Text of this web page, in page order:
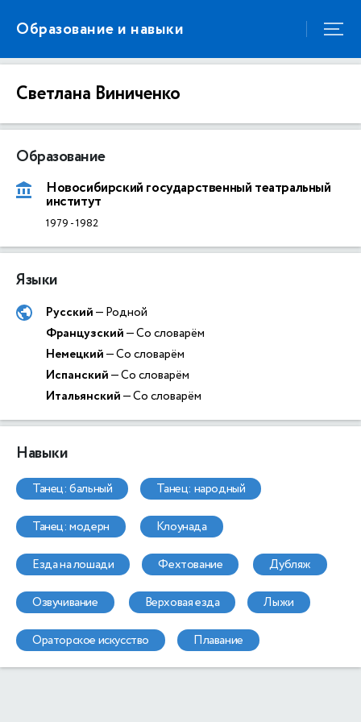
Образование и навыки
Светлана Виниченко
Образование
Новосибирский государственный театральный
институт
1979 -1982
Языки
Русский— Родной
Французский— Со словарём
Немецкий— Со словарём
Испанский— Со словарём
Итальянский— Со словарём
Навыки
танец: бальный танец: народный
танец: модерн клоунада
езда на лошади фехтование дубляж
озвучивание верховая езда лыжи
ораторское искусство плавание